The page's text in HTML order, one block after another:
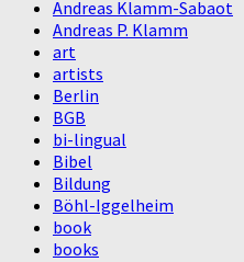
Andreas Klamm-Sabaot
Andreas P. Klamm
art
artists
Berlin
BGB
bi-lingual
Bibel
Bildung
Böhl-Iggelheim
book
books